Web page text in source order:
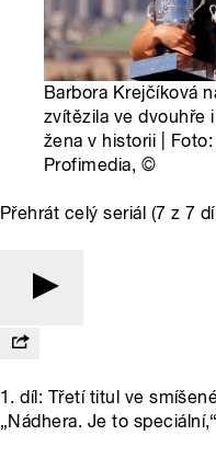
Barbora Krejčíková
zvítězila ve dvouhře
žena v historii |
Profimedia, ©
Přehrát celý seriál (7 z 7
1. díl: Třetí titul ve
„Nádhera. Je to